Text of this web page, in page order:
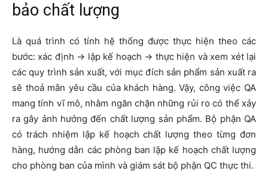
bảo chất lượng
Là quá trình có tính hệ thống được thực hiện theo các
bước: xác định -> lập kế hoạch -> thực hiện và xem xét lại
các quy trình sản xuất, với mục đích sản phẩm sản xuất ra
sẽ thoả mãn yêu cầu của khách hàng. Vậy, công việc QA
mang tính vĩ mô, nhằm ngăn chặn những rủi ro có thể xảy
ra gây ảnh hưởng đến chất lượng sản phẩm. Bộ phận QA
có trách nhiệm lập kế hoạch chất lượng theo từng đơn
hàng, hướng dẫn các phòng ban lập kế hoạch chất lượng
cho phòng ban của mình và giám sát bộ phận QC thực thi.